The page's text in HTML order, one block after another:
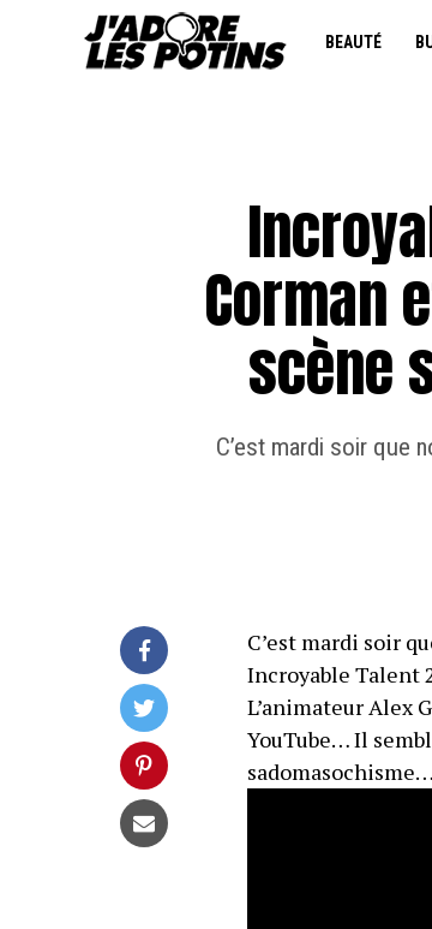
BEAUTÉ
Corman
scène
C’est mardi soir que
C’est mardi soir
Incroyable Talent
L’animateur Alex
YouTube… Il